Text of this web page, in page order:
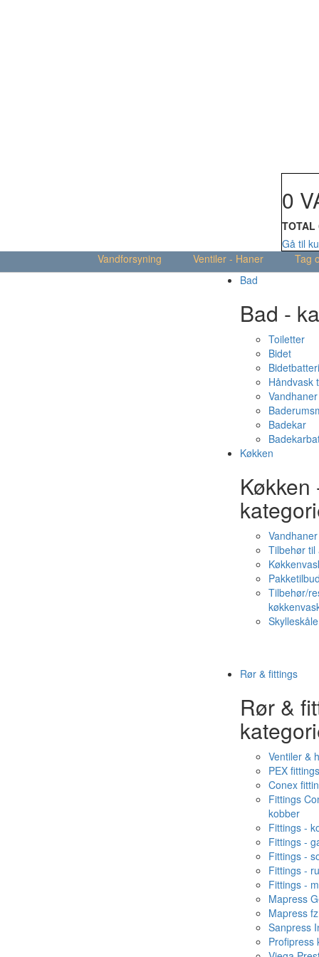
0
TOTAL
Gå til
Vandforsyning
Ventiler - Haner
Tag
Bad
Bad -
Toiletter
Bidet
Håndvask
Badekar
Køkken
Køkken
Vandhaner
Tilbehør
Tilbehør/
Rør & fittings
Rør &
Ventiler &
PEX fittings
Conex
Fittings
kobber
Fittings -
Fittings -
Fittings -
Fittings -
Fittings -
Mapress
Mapress fz
Sanpress
Profipress